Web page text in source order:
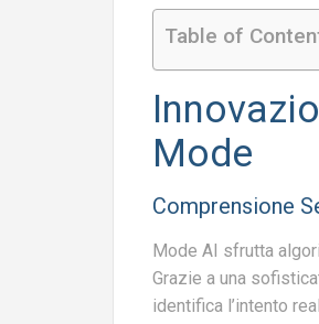
Table of
Mode
Comprensione
Mode AI sfrutta
Grazie a una
identifica l’intento